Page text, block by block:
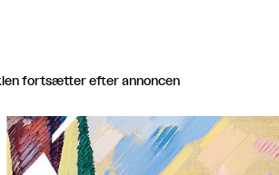
fortsætter efter annoncen